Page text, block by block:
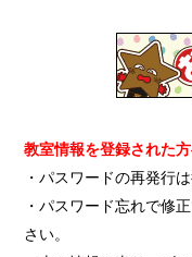
教室情報を登録された
・パスワードの再発行
・パスワード忘れで修
さい。